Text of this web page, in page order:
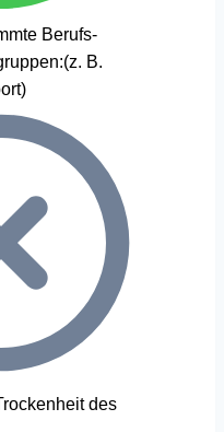
Berufs-
B.
des